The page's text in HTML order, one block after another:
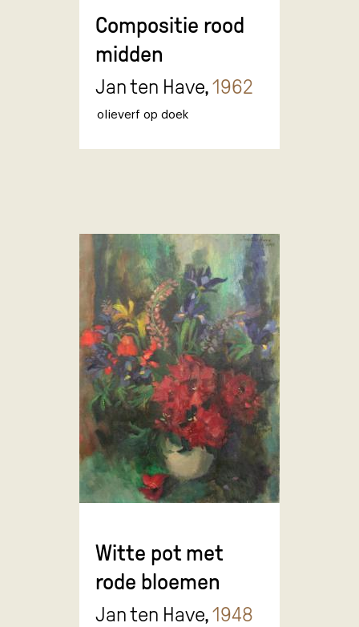
Compositie rood
midden
Jan ten Have,1962
olieverf op doek
Witte pot met
rode bloemen
Jan ten Have,1948